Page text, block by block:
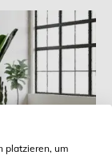
platzieren, um